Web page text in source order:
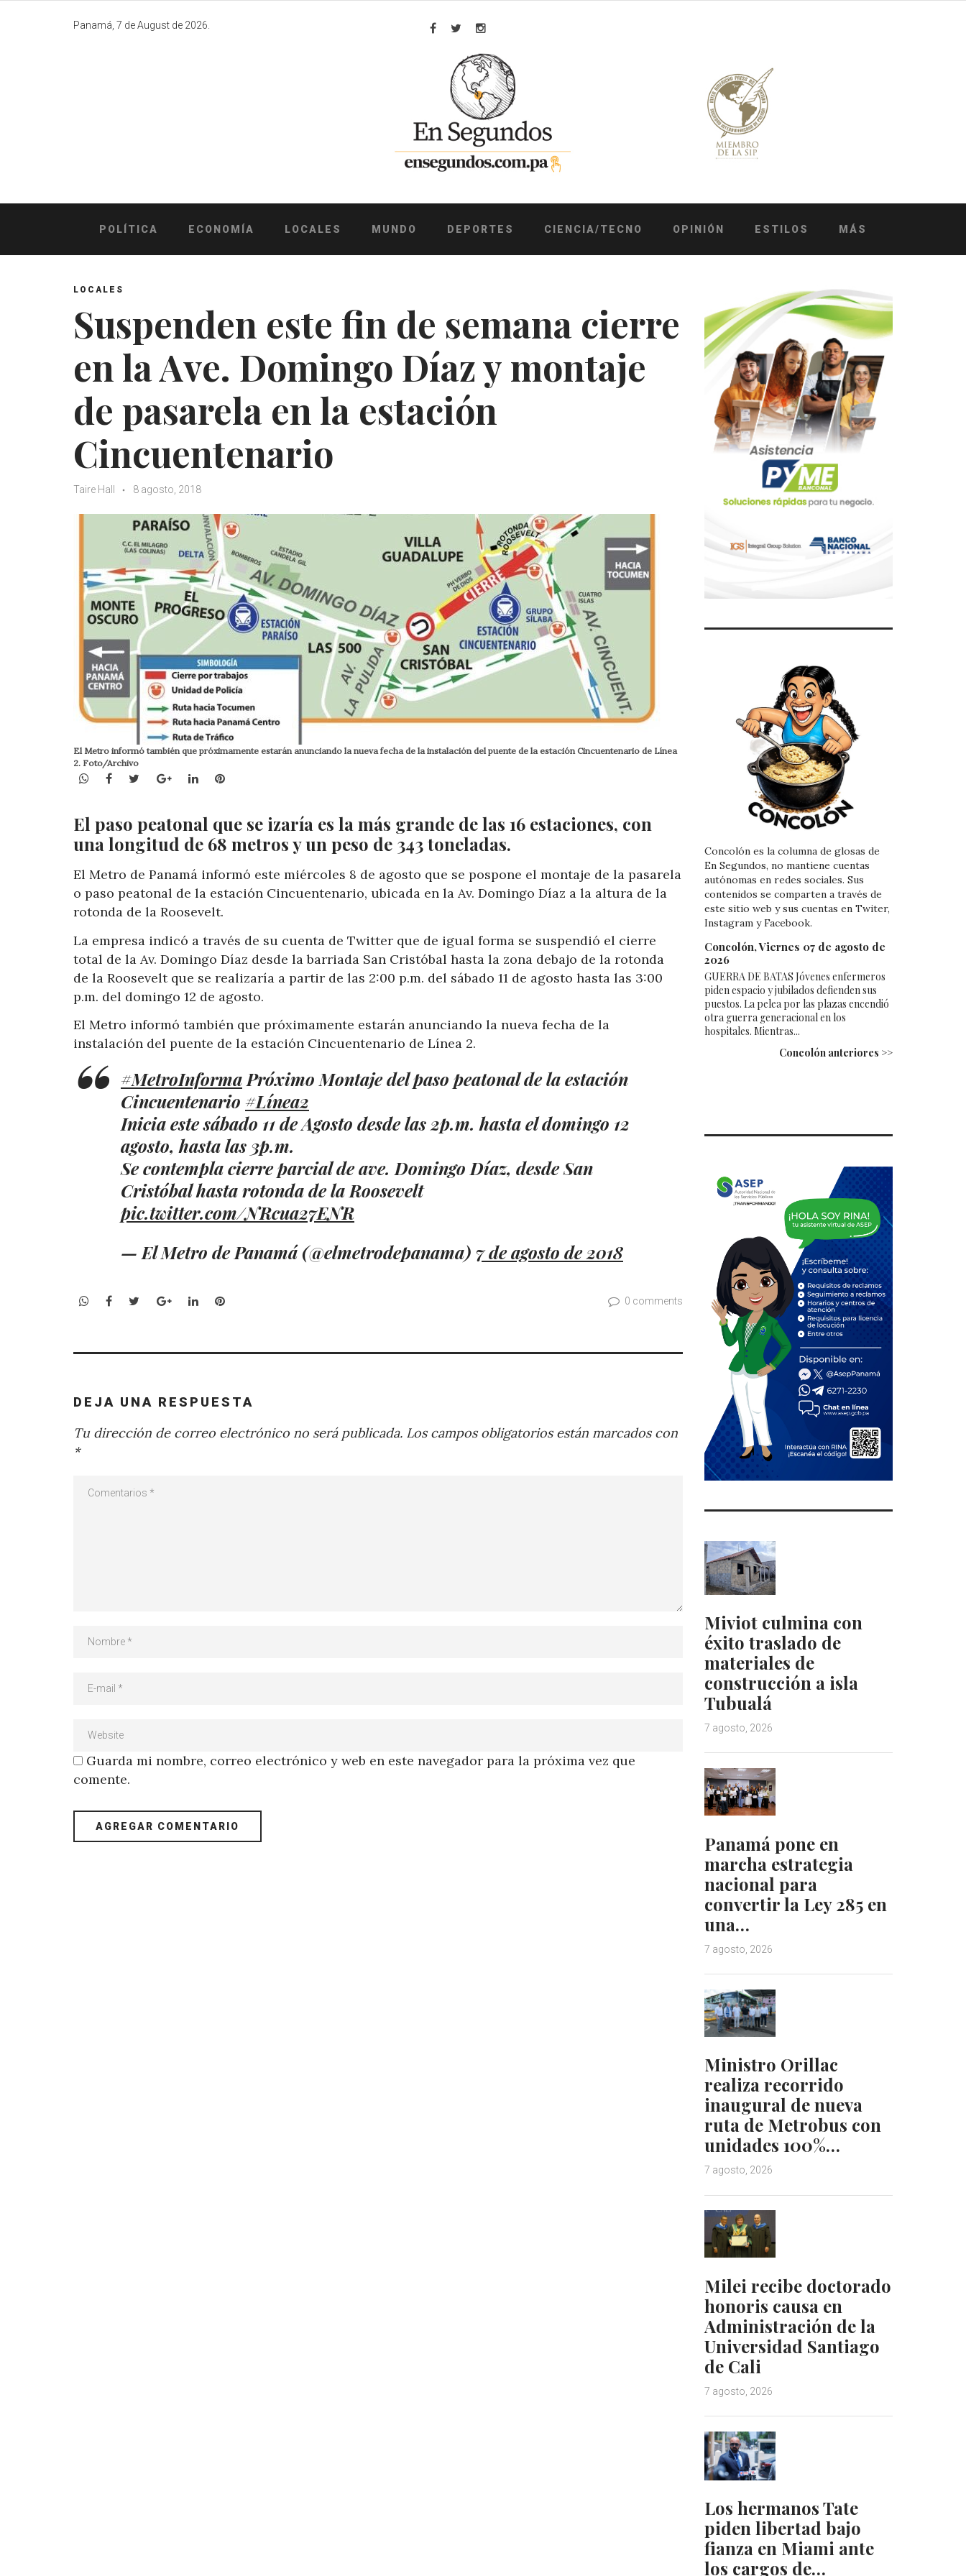
Panamá, 7 de August de 2026.
Facebook
TwitterInstagram
POLÍTICA ECONOMÍA LOCALES MUNDO DEPORTES CIENCIA/TECNO OPINIÓN ESTILOS MÁS
LOCALES
Suspenden este fin de semana cierre
en la Ave. Domingo Díaz y montaje
de pasarela en la estación
Cincuentenario
Taire Hall 8 agosto, 2018
El Metro informó también que próximamente estarán anunciando la nueva fecha de la instalación del puente de la estación Cincuentenario de Línea
2. Foto/Archivo
WhatsApp
Facebook
TwitterGoogle+LinkedInPinterest
El paso peatonal que se izaría es la más grande de las 16 estaciones, con
una longitud de 68 metros y un peso de 343 toneladas.
El Metro de Panamá informó este miércoles 8 de agosto que se pospone el montaje de la pasarela
o paso peatonal de la estación Cincuentenario, ubicada en la Av. Domingo Díaz a la altura de la
rotonda de la Roosevelt.
La empresa indicó a través de su cuenta de Twitter que de igual forma se suspendió el cierre
total de la Av. Domingo Díaz desde la barriada San Cristóbal hasta la zona debajo de la rotonda
de la Roosevelt que se realizaría a partir de las 2:00 p.m. del sábado 11 de agosto hasta las 3:00
p.m. del domingo 12 de agosto.
El Metro informó también que próximamente estarán anunciando la nueva fecha de la
instalación del puente de la estación Cincuentenario de Línea 2.
#MetroInforma Próximo Montaje del paso peatonal de la estación
Cincuentenario #Línea2
Inicia este sábado 11 de Agosto desde las 2p.m. hasta el domingo 12
agosto, hasta las 3p.m.
Se contempla cierre parcial de ave. Domingo Díaz, desde San
Cristóbal hasta rotonda de la Roosevelt
pic.twitter.com/NRcua27ENR
— El Metro de Panamá (@elmetrodepanama) 7 de agosto de 2018
WhatsApp
Facebook
TwitterGoogle+LinkedInPinterest 0 comments
DEJA UNA RESPUESTA
Tu dirección de correo electrónico no será publicada. Los campos obligatorios están marcados con
*
Guarda mi nombre, correo electrónico y web en este navegador para la próxima vez que
comente.
Concolón es la columna de glosas de
En Segundos, no mantiene cuentas
autónomas en redes sociales. Sus
contenidos se comparten a través de
este sitio web y sus cuentas en Twiter,
Instagram y Facebook.
Concolón, Viernes 07 de agosto de
2026
GUERRA DE BATAS Jóvenes enfermeros
piden espacio y jubilados defienden sus
puestos. La pelea por las plazas encendió
otra guerra generacional en los
hospitales. Mientras...
Concolón anteriores >>
Miviot culmina con
éxito traslado de
materiales de
construcción a isla
Tubualá
7 agosto, 2026
Panamá pone en
marcha estrategia
nacional para
convertir la Ley 285 en
una…
7 agosto, 2026
Ministro Orillac
realiza recorrido
inaugural de nueva
ruta de Metrobus con
unidades 100%…
7 agosto, 2026
Milei recibe doctorado
honoris causa en
Administración de la
Universidad Santiago
de Cali
7 agosto, 2026
Los hermanos Tate
piden libertad bajo
fianza en Miami ante
los cargos de…